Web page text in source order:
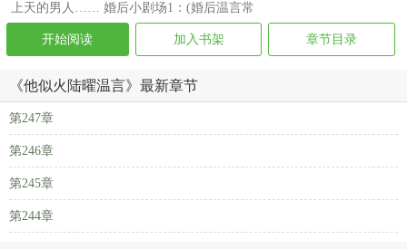
上天的男人…… 婚后小剧场1：(婚后温言常
开始阅读 加入书架 章节目录
《他似火陆曜温言》最新章节
第247章
第246章
第245章
第244章